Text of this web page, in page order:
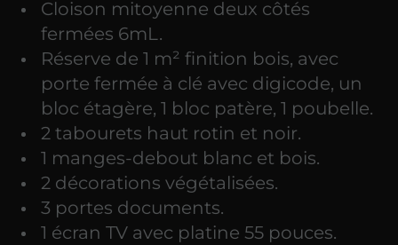
Cloison mitoyenne deux côtés
fermées 6mL.
Réserve de 1 m² finition bois, avec
porte fermée à clé avec digicode, un
bloc étagère, 1 bloc patère, 1 poubelle.
2 tabourets haut rotin et noir.
1 manges-debout blanc et bois.
2 décorations végétalisées.
3 portes documents.
1 écran TV avec platine 55 pouces.